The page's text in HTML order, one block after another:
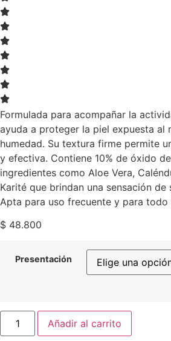
Formulada para acompañar la
ayuda a proteger la piel expuesta al
humedad. Su textura firme permite
y efectiva. Contiene 10% de óxido
ingredientes como Aloe Vera,
Karité que brindan una sensación
Apta para uso frecuente y para
$ 48.800
Presentación
Añadir al carrito